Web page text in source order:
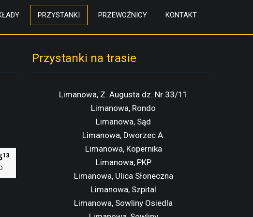
PRZYSTANKI PRZEWOŹNICY KONTAKT
13
D
Przystanki na trasie
Limanowa, Z. Augusta dz. Nr 33/11
Limanowa, Rondo
Limanowa, Sąd
Limanowa, Dworzec A.
Limanowa, Kopernika
Limanowa, PKP
Limanowa, Ulica Słoneczna
Limanowa, Szpital
Limanowa, Sowliny Osiedla